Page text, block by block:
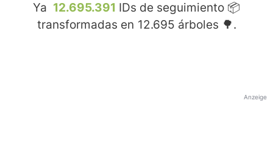
Ya 12.695.391 IDs de seguimiento 📦
transformadas en 12.695 árboles 🌳.
Anzeige